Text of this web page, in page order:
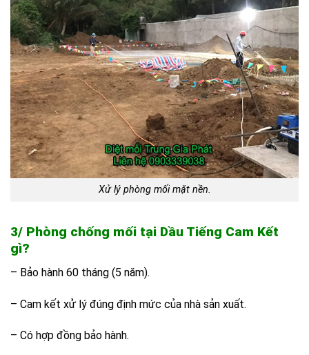
Xử lý phòng mối mặt nền.
3/ Phòng chống mối tại Dầu Tiếng Cam Kết
gì?
– Bảo hành 60 tháng (5 năm).
– Cam kết xử lý đúng định mức của nhà sản xuất.
– Có hợp đồng bảo hành.